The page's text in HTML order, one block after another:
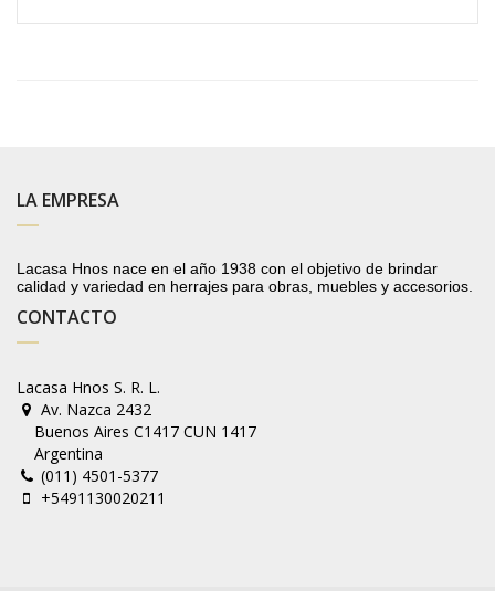
LA EMPRESA
Lacasa Hnos nace en el año 1938 con el objetivo de brindar
calidad y variedad en herrajes para obras, muebles y accesorios.
CONTACTO
Lacasa Hnos S. R. L.
Av. Nazca 2432
Buenos Aires C1417 CUN 1417
Argentina
(011) 4501-5377
+5491130020211